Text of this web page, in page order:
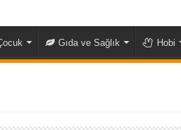
Gıda ve Sağlık Hobi